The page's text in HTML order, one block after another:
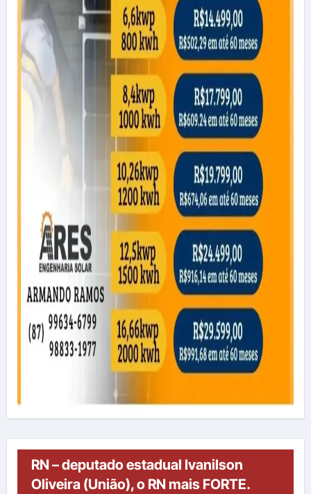
RN – deputado estadual Ivanilson
Oliveira (União), o RN mais FORTE.